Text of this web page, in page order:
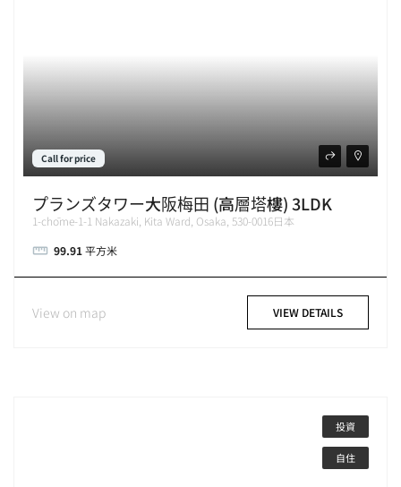
Call for price
プランズタワー大阪梅田 (高層塔樓) 3LDK
1-chōme-1-1 Nakazaki, Kita Ward, Osaka, 530-0016日本
99.91平方米
View on map VIEW DETAILS
投資
自住